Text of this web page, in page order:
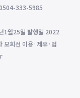
333-5985
1월25일 발행일 2022
모희선 이용·제휴·법